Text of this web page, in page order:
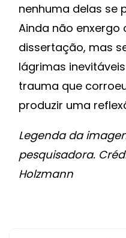
nenhuma delas se
Ainda não
dissertação, mas
lágrimas
trauma que
produzir uma
Legenda da
pesquisadora.
Holzmann